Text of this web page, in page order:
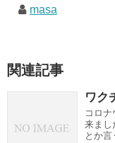
masa
関連記事
ワク
コロ
来まし
とか言